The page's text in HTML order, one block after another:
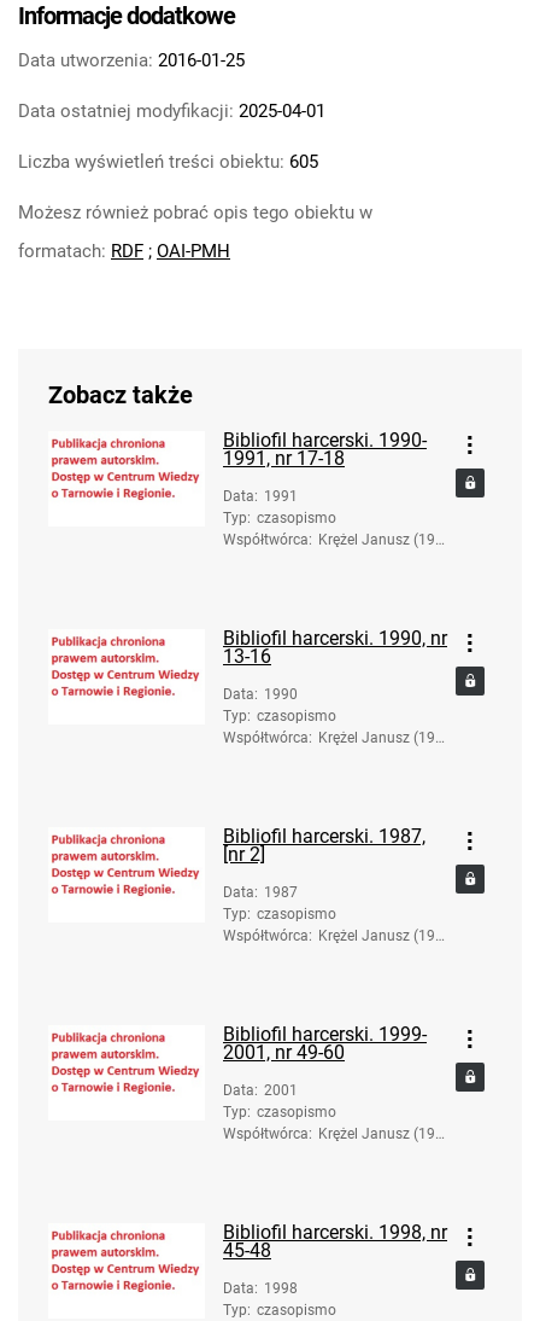
Informacje dodatkowe
Data utworzenia: 2016-01-25
Data ostatniej modyfikacji: 2025-04-01
Liczba wyświetleń treści obiektu: 605
Możesz również pobrać opis tego obiektu w
formatach: RDF ; OAI-PMH
Zobacz także
Bibliofil harcerski. 1990-
1991, nr 17-18
Data: 1991
Typ: czasopismo
Współtwórca: Krężel Janusz (193
Bibliofil harcerski. 1990, nr
13-16
Data: 1990
Typ: czasopismo
Współtwórca: Krężel Janusz (193
Bibliofil harcerski. 1987,
[nr 2]
Data: 1987
Typ: czasopismo
Współtwórca: Krężel Janusz (193
Bibliofil harcerski. 1999-
2001, nr 49-60
Data: 2001
Typ: czasopismo
Współtwórca: Krężel Janusz (193
Bibliofil harcerski. 1998, nr
45-48
Data: 1998
Typ: czasopismo